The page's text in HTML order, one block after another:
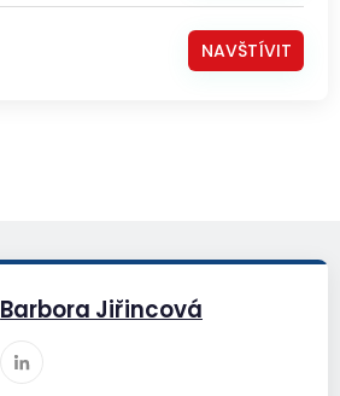
NAVŠTÍVIT
Barbora Jiřincová